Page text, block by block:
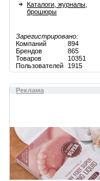
Каталоги, журналы,
брошюры
Зарегистрировано:
Компаний
894
Брендов
865
Товаров
10351
Пользователей
1915
Реклама